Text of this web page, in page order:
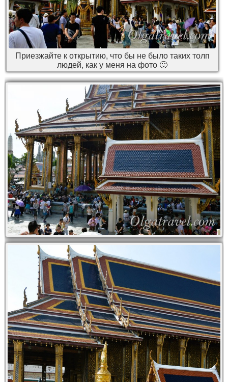
Приезжайте к открытию, что бы не было таких толп
людей, как у меня на фото 🙂